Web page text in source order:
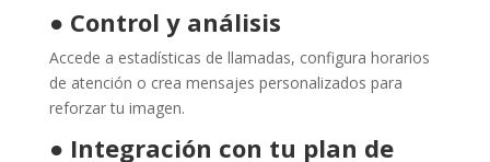
● Control y análisis
Accede a estadísticas de llamadas, configura horarios
de atención o crea mensajes personalizados para
reforzar tu imagen.
● Integración con tu plan de